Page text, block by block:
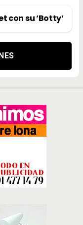
con su ‘Botty’